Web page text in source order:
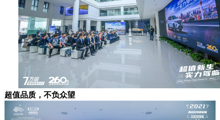
超值品质，不负众望